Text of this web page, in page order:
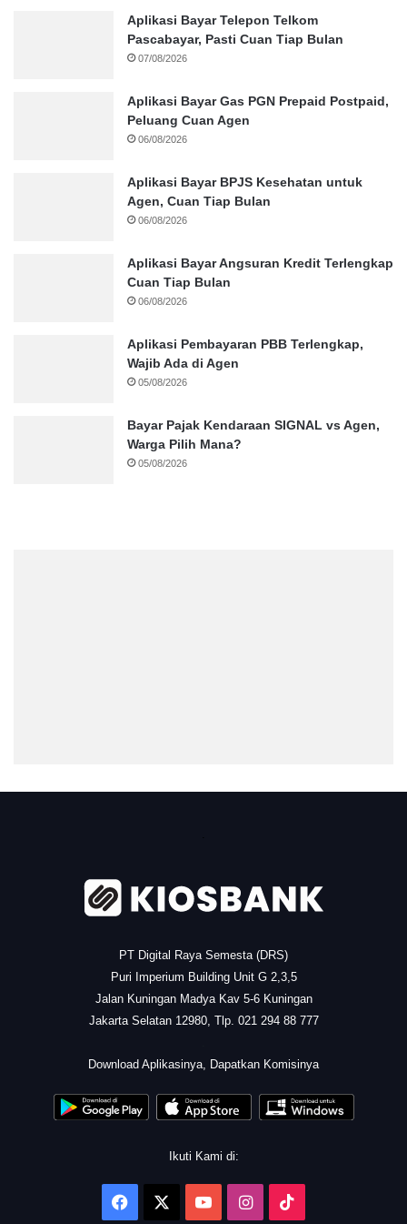
Aplikasi Bayar Telepon Telkom
Pascabayar, Pasti Cuan Tiap Bulan
07/08/2026
Aplikasi Bayar Gas PGN Prepaid Postpaid,
Peluang Cuan Agen
06/08/2026
Aplikasi Bayar BPJS Kesehatan untuk
Agen, Cuan Tiap Bulan
06/08/2026
Aplikasi Bayar Angsuran Kredit Terlengkap
Cuan Tiap Bulan
06/08/2026
Aplikasi Pembayaran PBB Terlengkap,
Wajib Ada di Agen
05/08/2026
Bayar Pajak Kendaraan SIGNAL vs Agen,
Warga Pilih Mana?
05/08/2026
PT Digital Raya Semesta (DRS)
Puri Imperium Building Unit G 2,3,5
Jalan Kuningan Madya Kav 5-6 Kuningan
Jakarta Selatan 12980, Tlp. 021 294 88 777
Download Aplikasinya, Dapatkan Komisinya
Ikuti Kami di:
Facebook YouTubeInstagram